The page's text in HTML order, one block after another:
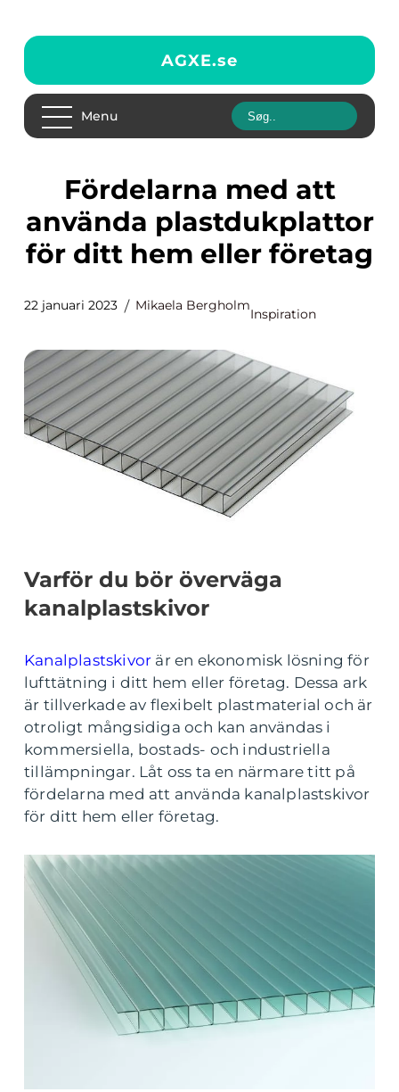
AGXE.se
Menu
Fördelarna med att
använda plastdukplattor
för ditt hem eller företag
22 januari 2023 Mikaela Bergholm
Inspiration
Varför du bör överväga
kanalplastskivor
Kanalplastskivor är en ekonomisk lösning för
lufttätning i ditt hem eller företag. Dessa ark
är tillverkade av flexibelt plastmaterial och är
otroligt mångsidiga och kan användas i
kommersiella, bostads- och industriella
tillämpningar. Låt oss ta en närmare titt på
fördelarna med att använda kanalplastskivor
för ditt hem eller företag.